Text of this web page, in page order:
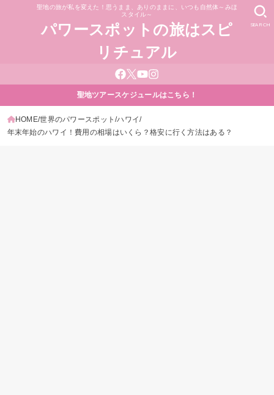
聖地の旅が私を変えた！思うまま、ありのままに、いつも自然体～みほ
スタイル～
パワースポットの旅はスピ
リチュアル
SEARCH
聖地ツアースケジュールはこちら！
HOME 世界のパワースポット ハワイ
年末年始のハワイ！費用の相場はいくら？格安に行く方法はある？